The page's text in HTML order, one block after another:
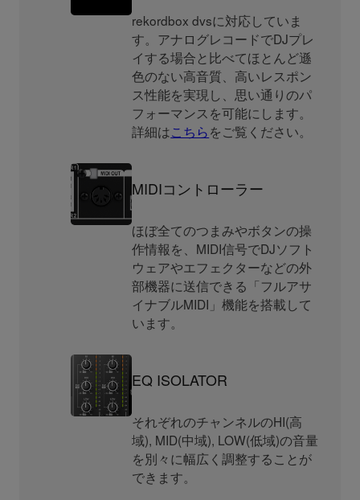
rekordbox dvsに対応していま
す。アナログレコードでDJプレ
イする場合と比べてほとんど遜
色のない高音質、高いレスポン
ス性能を実現し、思い通りのパ
フォーマンスを可能にします。
詳細はこちらをご覧ください。
MIDIコントローラー
ほぼ全てのつまみやボタンの操
作情報を、MIDI信号でDJソフト
ウェアやエフェクターなどの外
部機器に送信できる「フルアサ
イナブルMIDI」機能を搭載して
います。
EQ ISOLATOR
それぞれのチャンネルのHI(高
域), MID(中域), LOW(低域)の音量
を別々に幅広く調整することが
できます。